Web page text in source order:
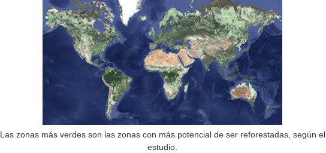
Las zonas más verdes son las zonas con más potencial de ser reforestadas, según el
estudio.